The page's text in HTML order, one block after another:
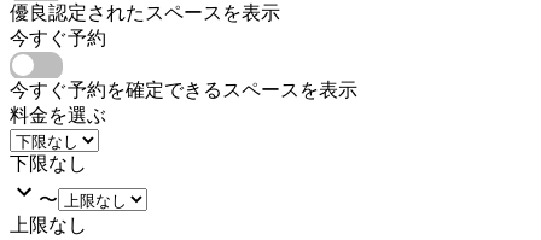
優良認定されたスペースを表示
今すぐ予約
今すぐ予約を確定できるスペースを表示
料金を選ぶ
下限なし
〜
上限なし